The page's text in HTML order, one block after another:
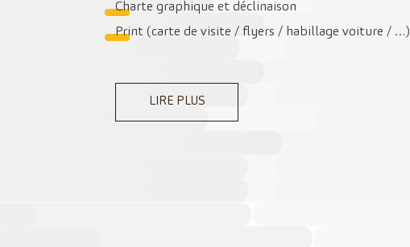
Charte graphique et déclinaison
Print (carte de visite / flyers / habillage voiture / …)
LIRE PLUS